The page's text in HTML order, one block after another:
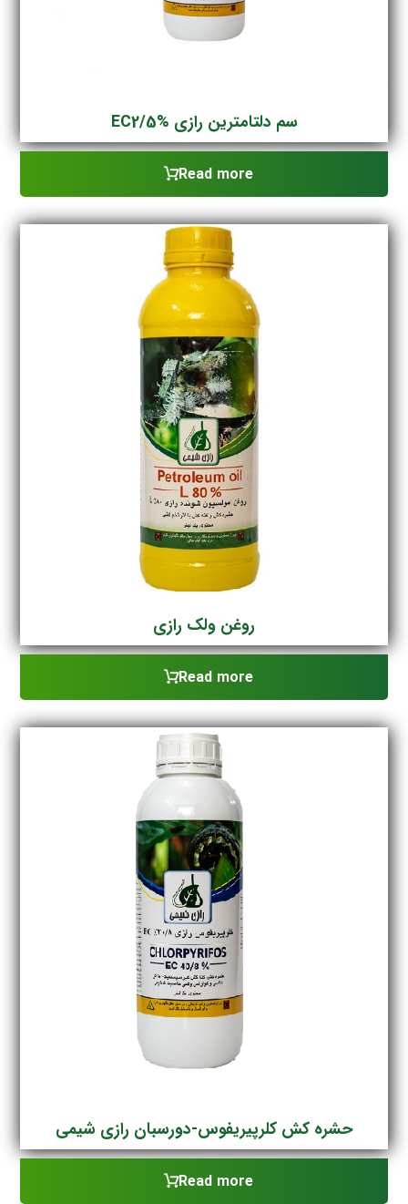
سم دلتامترین رازی EC2/5%
Read more
روغن ولک رازی
Read more
حشره کش کلرپیریفوس-دورسبان رازی شیمی
Read more